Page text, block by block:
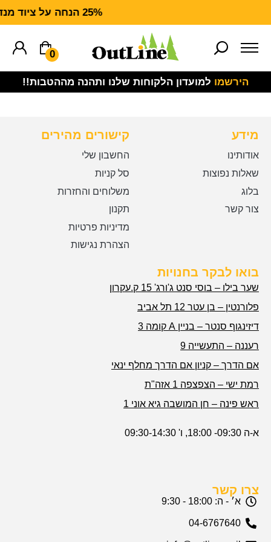
25% הנחה על ציוד מנדף CARHARTT FORCE
0
הירשמו למועדון הלקוחות שלנו ותהנה מההטבות!!
מידע
אודותינו
שאלות נפוצות
בלוג
צור קשר
קישורים מהירים
החשבון שלי
סל קניות
משלוחים והחזרות
תקנון
מדיניות פרטיות
הצהרת נגישות
בואו לבקר בחנויות
שער בילו – בוסי סנט ג'ורג' 15 ק.עקרון
פלורנטין – בן עטר 12 תל אביב
דיזינגוף סנטר – בניין A קומה 3
רעננה – התעשייה 9
אם הדרך – קניון אם הדרך מחלף ינאי
רמת ישי – הצפצפה 1 אזה"ת
ראש פינה – חן המושבה גיא אוני 1
א-ה 09:30- 18:00, ו' 09:30-14:30
צרו קשר
א׳ - ה: 18:00 - 9:30
04-6767640